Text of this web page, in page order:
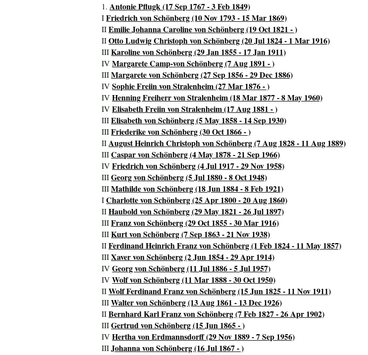
1.Antonie Pflugk (17 Sep 1767 - 3 Feb 1849)
IFriedrich von Schönberg (10 Nov 1793 - 15 Mar 1869)
IIEmilie Johanna Caroline von Schönberg (19 Oct 1821 - )
IIOtto Ludwig Christoph von Schönberg (20 Jul 1824 - 1 Mar 1916)
IIIKaroline von Schönberg (29 Jan 1855 - 17 Jan 1911)
IVMargarete Camp-von Schönberg (7 Aug 1891 - )
IIIMargarete von Schönberg (27 Sep 1856 - 29 Dec 1886)
IVSophie Freiin von Stralenheim (27 Mar 1876 - )
IVHenning Freiherr von Stralenheim (18 Mar 1877 - 8 May 1960)
IVElisabeth Freiin von Stralenheim (17 Aug 1881 - )
IIIElisabeth von Schönberg (5 May 1858 - 14 Sep 1930)
IIIFriederike von Schönberg (30 Oct 1866 - )
IIAugust Heinrich Christoph von Schönberg (7 Aug 1828 - 11 Aug 1889)
IIICaspar von Schönberg (4 May 1878 - 21 Sep 1966)
IVFriedrich von Schönberg (4 Jul 1917 - 29 Nov 1958)
IIIGeorg von Schönberg (5 Jul 1880 - 8 Oct 1948)
IIIMathilde von Schönberg (18 Jun 1884 - 8 Feb 1921)
ICharlotte von Schönberg (25 Apr 1800 - 20 Aug 1860)
IIHaubold von Schönberg (29 May 1821 - 26 Jul 1897)
IIIFranz von Schönberg (29 Oct 1855 - 30 Mar 1916)
IIIKurt von Schönberg (7 Sep 1863 - 21 Nov 1938)
IIFerdinand Heinrich Franz von Schönberg (1 Feb 1824 - 11 May 1857)
IIIXaver von Schönberg (2 Jun 1854 - 29 Apr 1914)
IVGeorg von Schönberg (11 Jul 1886 - 5 Jul 1957)
IVWolf von Schönberg (11 Mar 1888 - 30 Oct 1950)
IIWolf Ferdinand Franz von Schönberg (15 Jun 1825 - 11 Nov 1911)
IIIWalter von Schönberg (13 Aug 1861 - 13 Dec 1926)
IIBernhard Karl Franz von Schönberg (7 Feb 1827 - 26 Apr 1902)
IIIGertrud von Schönberg (15 Jun 1865 - )
IVHertha von Erdmannsdorff (29 Nov 1889 - 7 Sep 1956)
IIIJohanna von Schönberg (16 Jul 1867 - )